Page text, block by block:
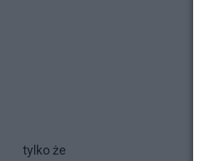
tylko że